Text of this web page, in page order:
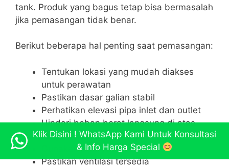
tank. Produk yang bagus tetap bisa bermasalah
jika pemasangan tidak benar.
Berikut beberapa hal penting saat pemasangan:
Tentukan lokasi yang mudah diakses
untuk perawatan
Pastikan dasar galian stabil
Perhatikan elevasi pipa inlet dan outlet
Hindari beban berat langsung di atas
tangki tanpa perlindungan
Gunakan pipa yang sesuai
Pastikan ventilasi tersedia
Klik Disini ! WhatsApp Kami Untuk Konsultasi
& Info Harga Special